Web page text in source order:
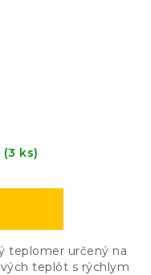
(3 ks)
teplomer určený na
teplôt s rýchlym